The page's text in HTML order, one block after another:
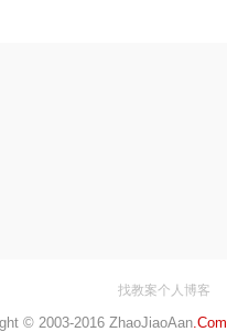
找教案个人博客
© 2003-2016 ZhaoJiaoAan.Com